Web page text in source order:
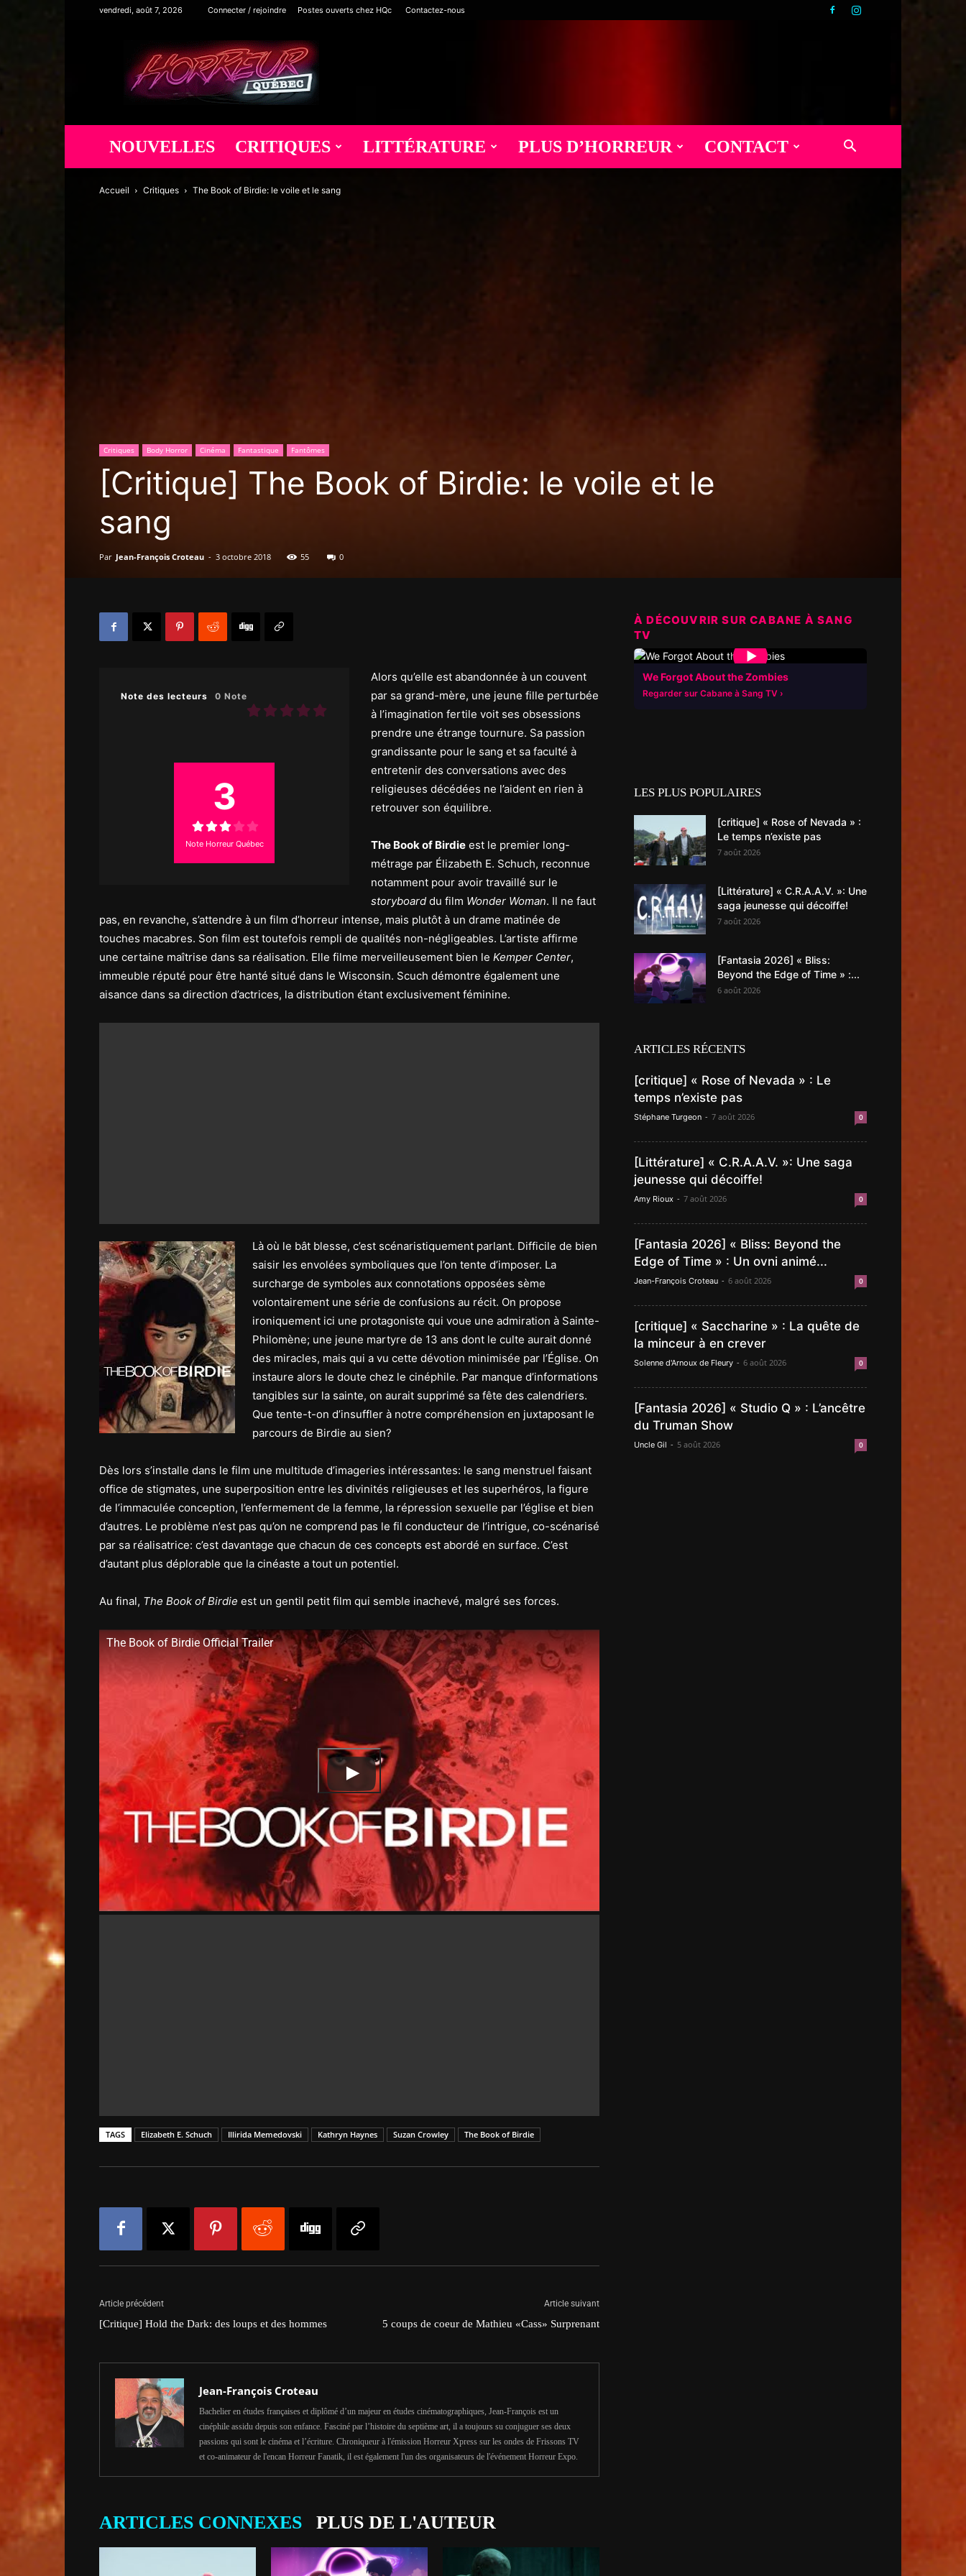
vendredi, août 7, 2026 Connecter / rejoindre Postes ouverts chez HQc Contactez-nous
Horreur
Québec
NOUVELLES CRITIQUES LITTÉRATURE PLUS D’HORREUR CONTACT
Accueil Critiques The Book of Birdie: le voile et le sang
Critiques Body Horror Cinéma Fantastique Fantômes
[Critique] The Book of Birdie: le voile et le
sang
Par Jean-François Croteau - 3 octobre 2018 55 0
Note des lecteurs 0 Note
3
Note Horreur Québec
Alors qu’elle est abandonnée à un couvent
par sa grand-mère, une jeune fille perturbée
à l’imagination fertile voit ses obsessions
prendre une étrange tournure. Sa passion
grandissante pour le sang et sa faculté à
entretenir des conversations avec des
religieuses décédées ne l’aident en rien à
retrouver son équilibre.
The Book of Birdie est le premier long-
métrage par Élizabeth E. Schuch, reconnue
notamment pour avoir travaillé sur le
storyboard du film Wonder Woman. Il ne faut
pas, en revanche, s’attendre à un film d’horreur intense, mais plutôt à un drame matinée de
touches macabres. Son film est toutefois rempli de qualités non-négligeables. L’artiste affirme
une certaine maîtrise dans sa réalisation. Elle filme merveilleusement bien le Kemper Center,
immeuble réputé pour être hanté situé dans le Wisconsin. Scuch démontre également une
aisance dans sa direction d’actrices, la distribution étant exclusivement féminine.
Là où le bât blesse, c’est scénaristiquement parlant. Difficile de bien
saisir les envolées symboliques que l’on tente d’imposer. La
surcharge de symboles aux connotations opposées sème
volontairement une série de confusions au récit. On propose
ironiquement ici une protagoniste qui voue une admiration à Sainte-
Philomène; une jeune martyre de 13 ans dont le culte aurait donné
des miracles, mais qui a vu cette dévotion minimisée par l’Église. On
instaure alors le doute chez le cinéphile. Par manque d’informations
tangibles sur la sainte, on aurait supprimé sa fête des calendriers.
Que tente-t-on d’insuffler à notre compréhension en juxtaposant le
parcours de Birdie au sien?
Dès lors s’installe dans le film une multitude d’imageries intéressantes: le sang menstruel faisant
office de stigmates, une superposition entre les divinités religieuses et les superhéros, la figure
de l’immaculée conception, l’enfermement de la femme, la répression sexuelle par l’église et bien
d’autres. Le problème n’est pas qu’on ne comprend pas le fil conducteur de l’intrigue, co-scénarisé
par sa réalisatrice: c’est davantage que chacun de ces concepts est abordé en surface. C’est
d’autant plus déplorable que la cinéaste a tout un potentiel.
Au final, The Book of Birdie est un gentil petit film qui semble inachevé, malgré ses forces.
The Book of Birdie Official Trailer
TAGS Elizabeth E. Schuch Illirida Memedovski Kathryn Haynes Suzan Crowley The Book of Birdie
Article précédent
[Critique] Hold the Dark: des loups et des hommes
Article suivant
5 coups de coeur de Mathieu «Cass» Surprenant
Jean-François Croteau
Bachelier en études françaises et diplômé d’un majeur en études cinématographiques, Jean-François est un
cinéphile assidu depuis son enfance. Fasciné par l’histoire du septième art, il a toujours su conjuguer ses deux
passions qui sont le cinéma et l’écriture. Chroniqueur à l'émission Horreur Xpress sur les ondes de Frissons TV
et co-animateur de l'encan Horreur Fanatik, il est également l'un des organisateurs de l'événement Horreur Expo.
ARTICLES CONNEXES PLUS DE L'AUTEUR
À DÉCOUVRIR SUR CABANE À SANG
TV
▶
We Forgot About the Zombies
Regarder sur Cabane à Sang TV
LES PLUS POPULAIRES
[critique] « Rose of Nevada » :
Le temps n’existe pas
7 août 2026
[Littérature] « C.R.A.A.V. »: Une
saga jeunesse qui décoiffe!
7 août 2026
[Fantasia 2026] « Bliss:
Beyond the Edge of Time » :...
6 août 2026
ARTICLES RÉCENTS
[critique] « Rose of Nevada » : Le
temps n’existe pas
Stéphane Turgeon - 7 août 2026 0
[Littérature] « C.R.A.A.V. »: Une saga
jeunesse qui décoiffe!
Amy Rioux - 7 août 2026 0
[Fantasia 2026] « Bliss: Beyond the
Edge of Time » : Un ovni animé...
Jean-François Croteau - 6 août 2026 0
[critique] « Saccharine » : La quête de
la minceur à en crever
Solenne d'Arnoux de Fleury - 6 août 2026 0
[Fantasia 2026] « Studio Q » : L’ancêtre
du Truman Show
Uncle Gil - 5 août 2026 0